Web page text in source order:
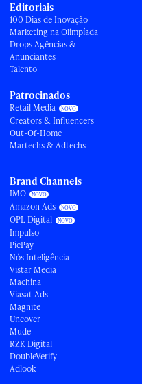
Editoriais
100 Dias de Inovação
Marketing na Olimpíada
Drops Agências &
Anunciantes
Talento
Patrocinados
Retail Media
Creators & Influencers
Out-Of-Home
Martechs & Adtechs
Brand Channels
IMO
Amazon Ads
OPL Digital
Impulso
PicPay
Nós Inteligência
Vistar Media
Machina
Viasat Ads
Magnite
Uncover
Mude
RZK Digital
DoubleVerify
Adlook